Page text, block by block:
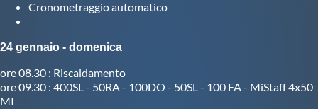
GUG
Scuole Nuoto
Cronometraggio automatico
24 gennaio - domenica
ore 08.30 : Riscaldamento
ore 09.30 : 400SL - 50RA - 100DO - 50SL - 100 FA - MiStaff 4x50
MI